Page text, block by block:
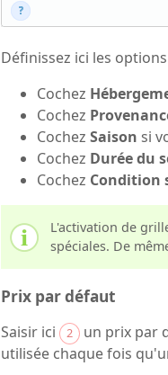
Définissez ici les
Cochez
Cochez
Cochez Saison si
Cochez Durée du
Cochez Condition
L'activation de
spéciales. De
Prix par défaut
Saisir ici 2
un prix par
utilisée chaque fois